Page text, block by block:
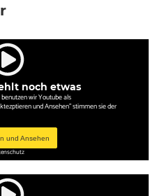
noch etwas
wir Youtube als
und Ansehen" stimmen sie der
und Ansehen